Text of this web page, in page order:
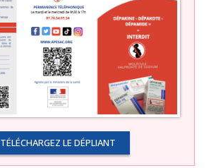
TÉLÉCHARGEZ LE DÉPLIANT